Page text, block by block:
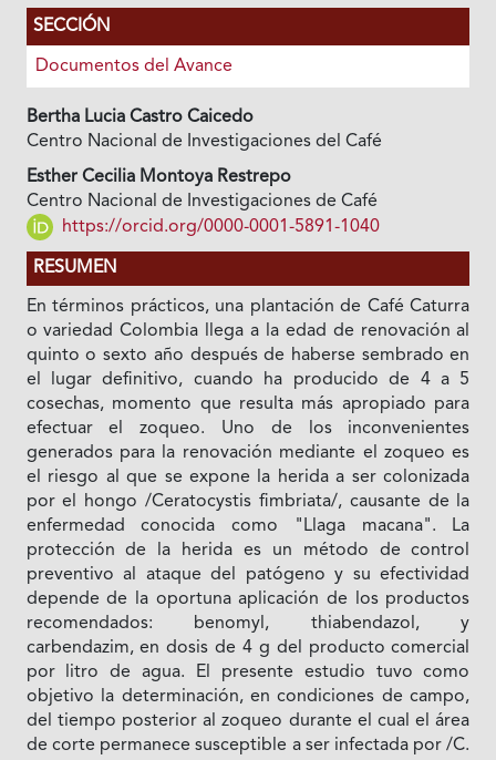
SECCIÓN
Documentos del Avance
Bertha Lucia Castro Caicedo
Centro Nacional de Investigaciones del Café
Esther Cecilia Montoya Restrepo
Centro Nacional de Investigaciones de Café
https://orcid.org/0000-0001-5891-1040
RESUMEN
En términos prácticos, una plantación de Café Caturra
o variedad Colombia llega a la edad de renovación al
quinto o sexto año después de haberse sembrado en
el lugar definitivo, cuando ha producido de 4 a 5
cosechas, momento que resulta más apropiado para
efectuar el zoqueo. Uno de los inconvenientes
generados para la renovación mediante el zoqueo es
el riesgo al que se expone la herida a ser colonizada
por el hongo /Ceratocystis fimbriata/, causante de la
enfermedad conocida como "Llaga macana". La
protección de la herida es un método de control
preventivo al ataque del patógeno y su efectividad
depende de la oportuna aplicación de los productos
recomendados: benomyl, thiabendazol, y
carbendazim, en dosis de 4 g del producto comercial
por litro de agua. El presente estudio tuvo como
objetivo la determinación, en condiciones de campo,
del tiempo posterior al zoqueo durante el cual el área
de corte permanece susceptible a ser infectada por /C.